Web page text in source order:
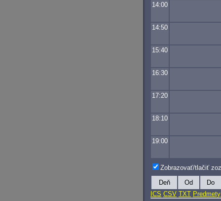
14:00
14:50
15:40
16:30
17:20
18:10
19:00
Zobrazovať/tlačiť
Deň Od
Do
ICS CSV TXT Predmety